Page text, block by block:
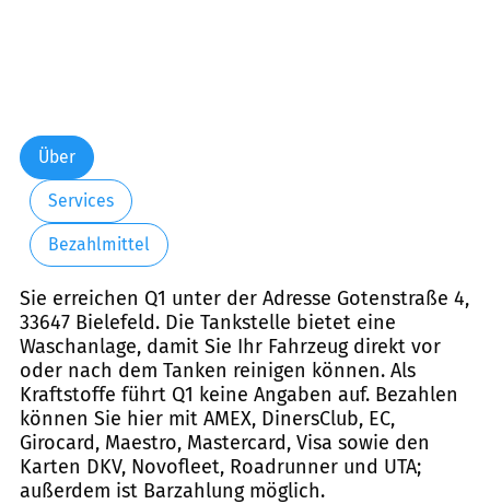
Über
Services
Bezahlmittel
Sie erreichen Q1 unter der Adresse Gotenstraße 4,
33647 Bielefeld. Die Tankstelle bietet eine
Waschanlage, damit Sie Ihr Fahrzeug direkt vor
oder nach dem Tanken reinigen können. Als
Kraftstoffe führt Q1 keine Angaben auf. Bezahlen
können Sie hier mit AMEX, DinersClub, EC,
Girocard, Maestro, Mastercard, Visa sowie den
Karten DKV, Novofleet, Roadrunner und UTA;
außerdem ist Barzahlung möglich.